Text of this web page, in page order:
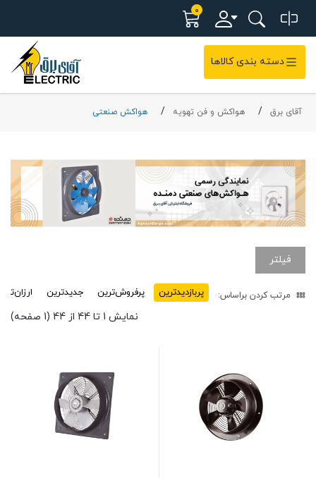
0
دسته بندی کالاها
آقای برق هواکش و فن تهویه هواکش صنعتی
فیلتر
مرتب کردن براساس: پربازدید‌ترین پرفروش‌ترین جدیدترین
نمایش 1 تا 44 از 44 (1 صفحه)